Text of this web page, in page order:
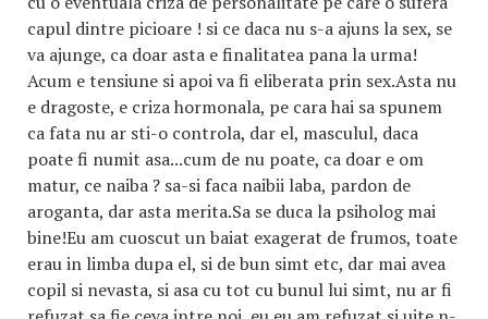
capul dintre picioare ! si ce daca nu s-a ajuns la sex, se
va ajunge, ca doar asta e finalitatea pana la urma!
Acum e tensiune si apoi va fi eliberata prin sex.Asta nu
e dragoste, e criza hormonala, pe cara hai sa spunem
ca fata nu ar sti-o controla, dar el, masculul, daca
poate fi numit asa...cum de nu poate, ca doar e om
matur, ce naiba ? sa-si faca naibii laba, pardon de
aroganta, dar asta merita.Sa se duca la psiholog mai
bine!Eu am cuoscut un baiat exagerat de frumos, toate
erau in limba dupa el, si de bun simt etc, dar mai avea
copil si nevasta, si asa cu tot cu bunul lui simt, nu ar fi